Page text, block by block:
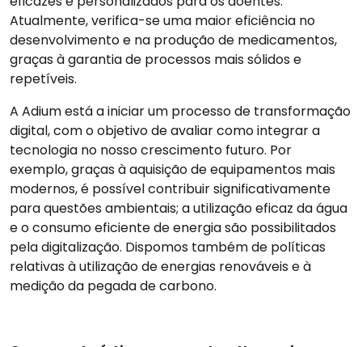
Atualmente, verifica-se uma maior eficiência no
desenvolvimento e na produção de medicamentos,
graças à garantia de processos mais sólidos e
repetíveis.
A Adium está a iniciar um processo de transformação
digital, com o objetivo de avaliar como integrar a
tecnologia no nosso crescimento futuro. Por
exemplo, graças à aquisição de equipamentos mais
modernos, é possível contribuir significativamente
para questões ambientais; a utilização eficaz da água
e o consumo eficiente de energia são possibilitados
pela digitalização. Dispomos também de políticas
relativas à utilização de energias renováveis e à
medição da pegada de carbono.